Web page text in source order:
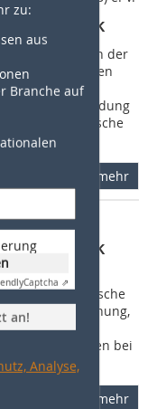
zu:
aus
Branche auf
Captcha ⇗
an!
Analyse,
Unternehmen der
Verbänden
und
der Einladung
Mineralische
mehr
in der
raumordnerische
Regionalplanung,
mit
Änderungen bei
mehr